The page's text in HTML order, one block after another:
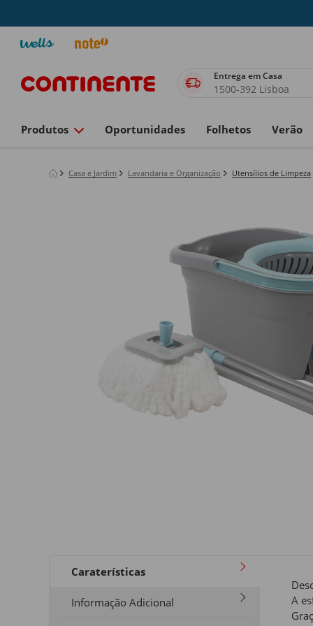
Entrega em Casa
1500-392 Lisboa
Produtos Oportunidades Folhetos Verão
Casa e Jardim Lavandaria e Organização Utensílios de Limpeza
Caraterísticas
Informação Adicional
A